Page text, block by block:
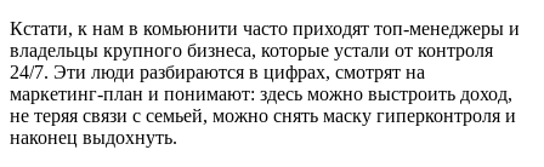
Кстати, к нам в комьюнити часто приходят топ‑менеджеры и
владельцы крупного бизнеса, которые устали от контроля
24/7. Эти люди разбираются в цифрах, смотрят на
маркетинг‑план и понимают: здесь можно выстроить доход,
не теряя связи с семьей, можно снять маску гиперконтроля и
наконец выдохнуть.